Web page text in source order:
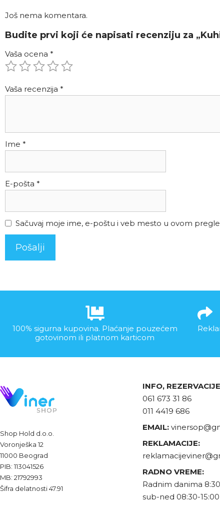
Još nema komentara.
Budite prvi koji će napisati recenziju za
Vaša ocena *
Vaša recenzija *
Ime *
E-pošta *
Sačuvaj moje ime, e-poštu i veb mesto u ovom
100% sigurna kupovina. Plaćanje pouzećem
gotovinom ili platnom karticom
Shop Hold d.o.o.
Voronješka 12
11000 Beograd
PIB: 113041526
MB: 21792993
Šifra delatnosti 47.91
INFO,
061 673 31 86
011 4419 686
EMAIL:
REKLAMACIJE:
RADNO VREME:
Radnim danima
sub-ned 08:30-